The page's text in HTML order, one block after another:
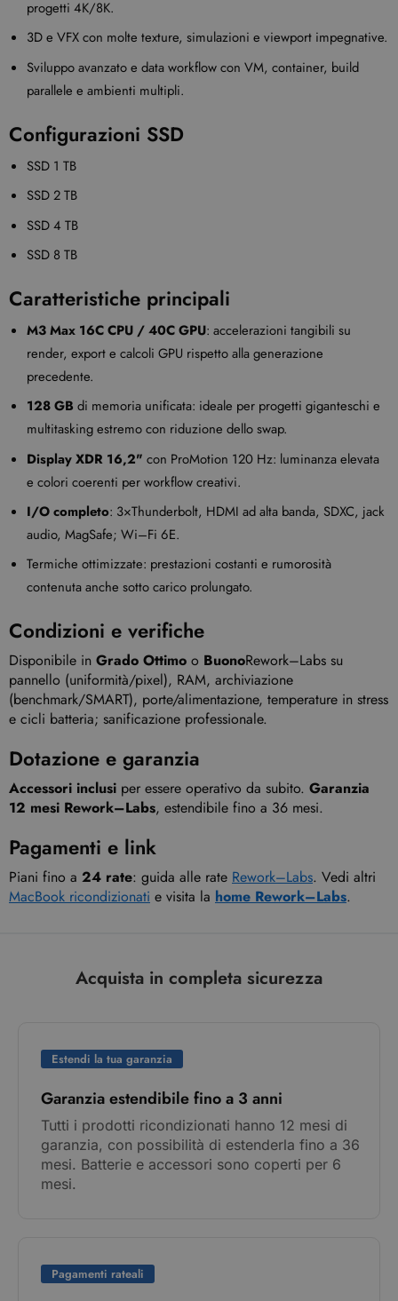
progetti 4K/8K.
3D e VFX con molte texture, simulazioni e viewport impegnative.
Sviluppo avanzato e data workflow con VM, container, build
parallele e ambienti multipli.
Configurazioni SSD
SSD 1 TB
SSD 2 TB
SSD 4 TB
SSD 8 TB
Caratteristiche principali
M3 Max 16C CPU / 40C GPU: accelerazioni tangibili su
render, export e calcoli GPU rispetto alla generazione
precedente.
128 GB di memoria unificata: ideale per progetti giganteschi e
multitasking estremo con riduzione dello swap.
Display XDR 16,2" con ProMotion 120 Hz: luminanza elevata
e colori coerenti per workflow creativi.
I/O completo: 3×Thunderbolt, HDMI ad alta banda, SDXC, jack
audio, MagSafe; Wi–Fi 6E.
Termiche ottimizzate: prestazioni costanti e rumorosità
contenuta anche sotto carico prolungato.
Condizioni e verifiche
Disponibile in Grado Ottimo o BuonoRework–Labs su
pannello (uniformità/pixel), RAM, archiviazione
(benchmark/SMART), porte/alimentazione, temperature in stress
e cicli batteria; sanificazione professionale.
Dotazione e garanzia
Accessori inclusi per essere operativo da subito. Garanzia
12 mesi Rework–Labs, estendibile fino a 36 mesi.
Pagamenti e link
Piani fino a 24 rate: guida alle rate Rework–Labs. Vedi altri
MacBook ricondizionati e visita la home Rework–Labs.
Acquista in completa sicurezza
Estendi la tua garanzia
Garanzia estendibile fino a 3 anni
Tutti i prodotti ricondizionati hanno 12 mesi di
garanzia, con possibilità di estenderla fino a 36
mesi. Batterie e accessori sono coperti per 6
mesi.
Pagamenti rateali